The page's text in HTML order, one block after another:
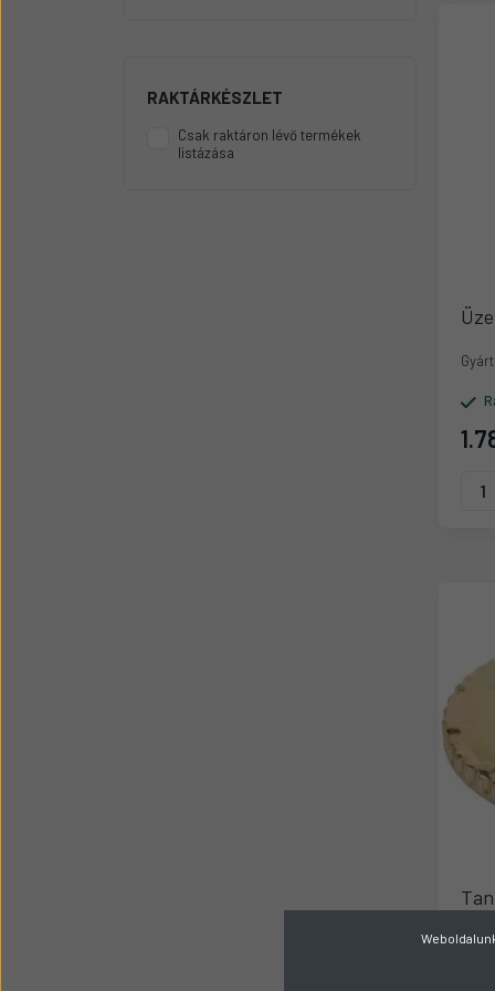
Sátor
Körmök
RAKTÁRKÉSZLET
Csak raktáron lévő termékek
listázása